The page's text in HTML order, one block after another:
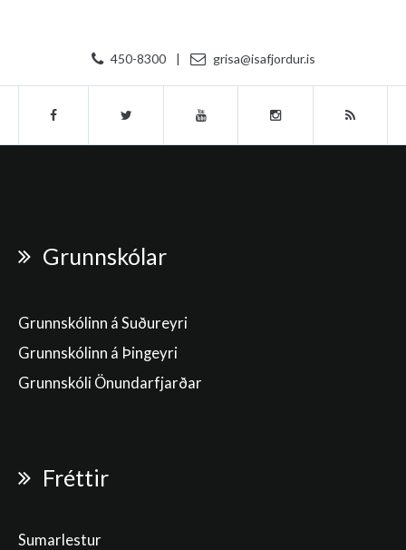
450-8300 | grisa@isafjordur.is
Grunnskólar
Grunnskólinn á Suðureyri
Grunnskólinn á Þingeyri
Grunnskóli Önundarfjarðar
Fréttir
Sumarlestur